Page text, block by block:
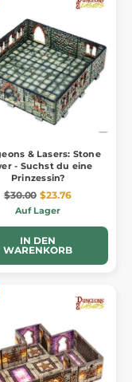
& Lasers: Stone
- Suchst du eine
Prinzessin?
$30.00 $23.76
Auf Lager
IN DEN
WARENKORB